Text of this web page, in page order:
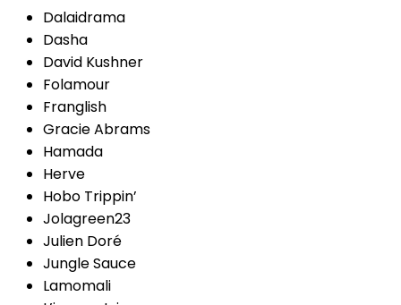
Dalaidrama
Dasha
David Kushner
Folamour
Franglish
Gracie Abrams
Hamada
Herve
Hobo Trippin’
Jolagreen23
Julien Doré
Jungle Sauce
Lamomali